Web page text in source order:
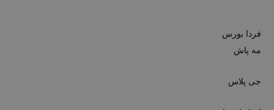
فردا بورس
مه پاش
جی پلاس